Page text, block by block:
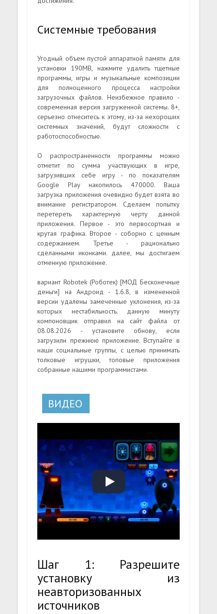
Системные требования
Угодный объем пустой аппаратной памяти для
установки 190MB, нажмите удалить тщетные
программы, игры и музыкальные композиции
для полноценного процесса настройки
загрузочных файлов. Неизбежное правило -
современная версия загруженной системы. 8+,
серьезно отнеситесь к этому, из-за нехороших
системных значений, будут сложности с
работоспособностью.
О распространенности программы можно
отметит по сумма участвующих в игре,
загрузивших себе игру - по показателям
Google Play накопилось 470000. Ваша
загрузка приложения очевидно будет взята во
внимание регистратором. Сделаем попытку
перетереть характерную черту данной
приложения. Первое - это первосортная и
крутая графика. Второе - соборно с ценным
содержанием. Третье - рационально
сделанными иконками. далее, мы достигаем
отменную приложение.
вариант Robotek (Роботек) [МОД Бесконечные
деньги] на Андроид - 1.6.8, в измененной
версии удалены замеченные уклонения, из-за
которых нестабильность. данную минуту
компоновщик отправил на сайт файла от
08.08.2026 - установите обнову, если
загрузили прежнюю приложение. Вступайте в
наши социальные группы, с целью принимать
толковые игрушки, топовые приложения
собранные нашими программистами.
ВИДЕО
Шаг 1: Разрешите
установку из
неавторизованных
источников